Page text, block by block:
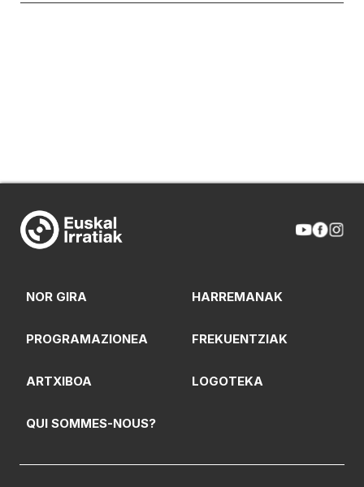
NOR GIRA HARREMANAK
PROGRAMAZIONEA FREKUENTZIAK
ARTXIBOA LOGOTEKA
QUI SOMMES-NOUS?